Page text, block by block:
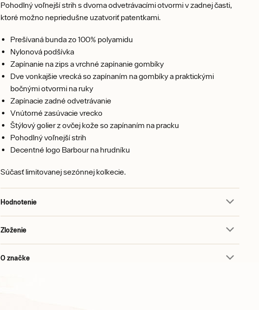
Pohodlný voľnejší strih s dvoma odvetrávacími otvormi v zadnej časti,
ktoré možno nepriedušne uzatvoriť patentkami.
Prešívaná bunda zo 100% polyamidu
Nylonová podšívka
Zapínanie na zips a vrchné zapínanie gombíky
Dve vonkajšie vrecká so zapínaním na gombíky a praktickými
bočnými otvormi na ruky
Zapínacie zadné odvetrávanie
Vnútorné zasúvacie vrecko
Štýlový golier z ovčej kože so zapínaním na pracku
Pohodlný voľnejší strih
Decentné logo Barbour na hrudníku
Súčasť limitovanej sezónnej kolkecie.
Hodnotenie
Zloženie
O značke